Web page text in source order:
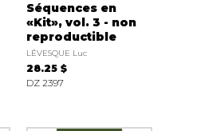
Séquences en
«Kit», vol. 3 - non
reproductible
LÉVESQUE Luc
28.25 $
DZ 2397